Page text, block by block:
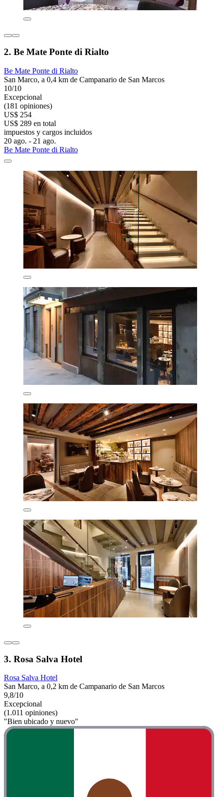
2. Be Mate Ponte di Rialto
Be Mate Ponte di Rialto
San Marco, a 0,4 km de Campanario de San Marcos
10/10
Excepcional
(181 opiniones)
US$ 254
US$ 289 en total
impuestos y cargos incluidos
20 ago. - 21 ago.
Be Mate Ponte di Rialto
3. Rosa Salva Hotel
Rosa Salva Hotel
San Marco, a 0,2 km de Campanario de San Marcos
9,8/10
Excepcional
(1.011 opiniones)
"Bien ubicado y nuevo"